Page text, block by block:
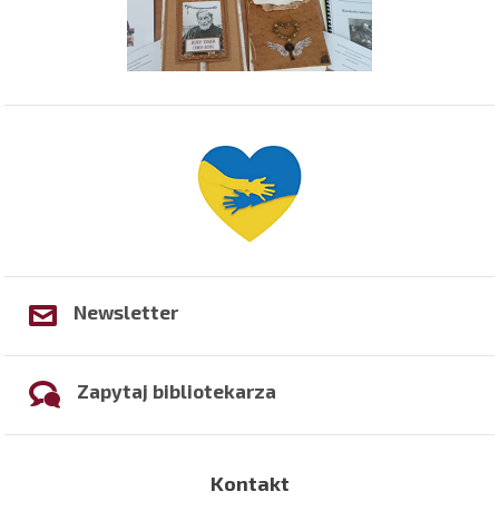
Newsletter
Zapytaj bibliotekarza
Kontakt